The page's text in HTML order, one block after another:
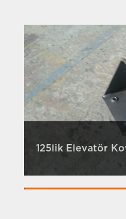
125lik Elevatör